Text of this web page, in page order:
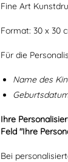
Fine Art
Format: 30 x 30
Für die
Name des
Ihre
Feld "Ihre
Bei